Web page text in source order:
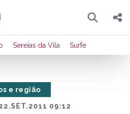
Pesquisar
Compartilhar
Sereias da Vila Surfe
09:12
e região